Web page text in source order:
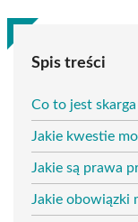
Spis treści
Co to jest
Jakie kwestie
Jakie są prawa
Jakie obowiązki